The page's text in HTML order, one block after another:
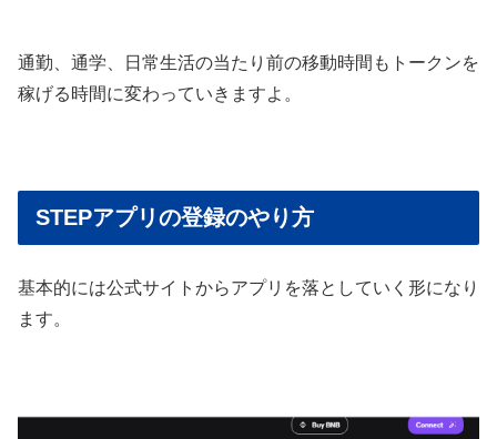
通勤、通学、日常生活の当たり前の移動時間もトークンを
稼げる時間に変わっていきますよ。
STEPアプリの登録のやり方
基本的には公式サイトからアプリを落としていく形になり
ます。